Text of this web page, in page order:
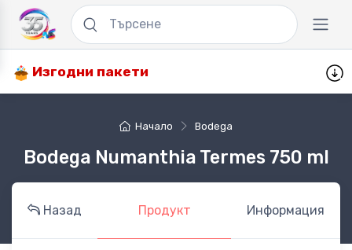
Изгодни пакети
Начало Bodega
Bodega Numanthia Termes 750 ml
Назад Продукт Информация